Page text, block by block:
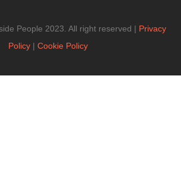
e
b
o
t
u
e
t
i
y
c
t
People 2023. All right reserved | Privacy
Policy | Cookie Policy